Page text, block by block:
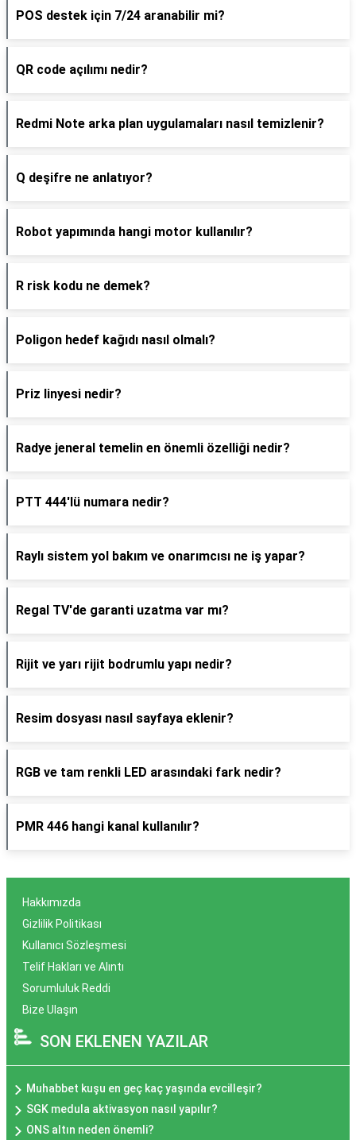
POS destek için 7/24 aranabilir mi?
QR code açılımı nedir?
Redmi Note arka plan uygulamaları nasıl temizlenir?
Q deşifre ne anlatıyor?
Robot yapımında hangi motor kullanılır?
R risk kodu ne demek?
Poligon hedef kağıdı nasıl olmalı?
Priz linyesi nedir?
Radye jeneral temelin en önemli özelliği nedir?
PTT 444'lü numara nedir?
Raylı sistem yol bakım ve onarımcısı ne iş yapar?
Regal TV'de garanti uzatma var mı?
Rijit ve yarı rijit bodrumlu yapı nedir?
Resim dosyası nasıl sayfaya eklenir?
RGB ve tam renkli LED arasındaki fark nedir?
PMR 446 hangi kanal kullanılır?
Hakkımızda
Gizlilik Politikası
Kullanıcı Sözleşmesi
Telif Hakları ve Alıntı
Sorumluluk Reddi
Bize Ulaşın
SON EKLENEN YAZILAR
Muhabbet kuşu en geç kaç yaşında evcilleşir?
SGK medula aktivasyon nasıl yapılır?
ONS altın neden önemli?